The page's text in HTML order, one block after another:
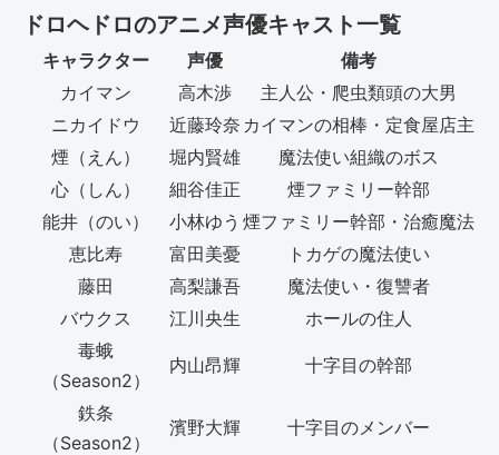
ドロヘドロのアニメ声優キャスト一覧
キャラクター 声優
備考
カイマン
高木渉
主人公・爬虫類頭の大男
ニカイドウ
近藤玲奈 カイマンの相棒・定食屋店主
煙（えん）
堀内賢雄
魔法使い組織のボス
心（しん）
細谷佳正
煙ファミリー幹部
能井（のい）
小林ゆう 煙ファミリー幹部・治癒魔法
恵比寿
富田美憂
トカゲの魔法使い
藤田
高梨謙吾
魔法使い・復讐者
バウクス
江川央生
ホールの住人
毒蛾
（Season2）
内山昂輝 十字目の幹部
鉄条
（Season2）
濱野大輝 十字目のメンバー